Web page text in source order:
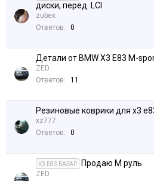
диски, перед. LCI
zubex
Ответов:
0
Детали от BMW X3 E83 M-
ZED
Ответов:
11
Резиновые коврики для x3
xz777
Ответов:
0
X3 E83 БАЗАР Продаю М руль
ZED